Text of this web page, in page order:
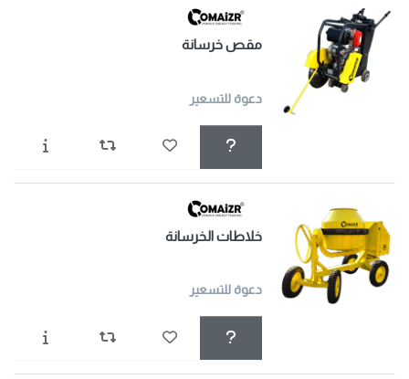
كهربائية موثوقة وفعالة، مدعومة بخدمة عملاء احترافية وشبكة
دعم قوية. نؤمن بأن الشفافية والثقة والابتكار هي ركائز علاقاتنا مع
شركائنا وعملائنا.
مقص خرسانة
دعوة للتسعير
خلاطات الخرسانة
دعوة للتسعير